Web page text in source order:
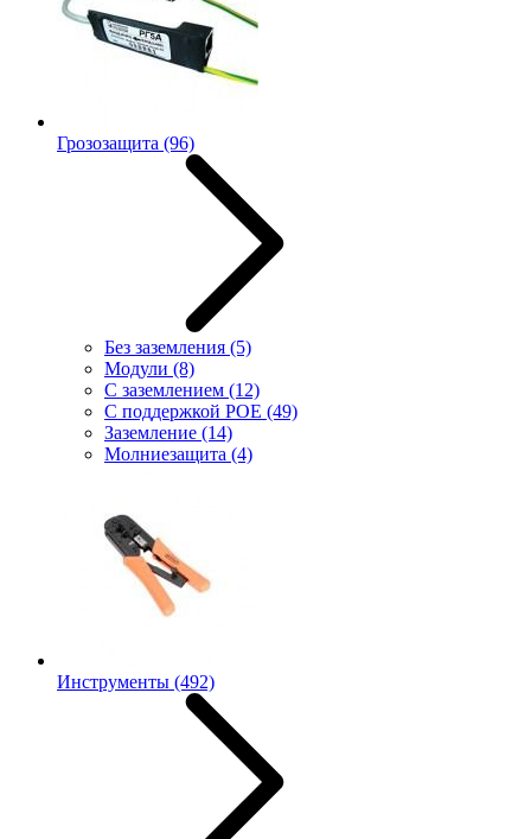
Грозозащита (96)
Без заземления (5)
Модули (8)
С заземлением (12)
С поддержкой POE (49)
Заземление (14)
Молниезащита (4)
Инструменты (492)